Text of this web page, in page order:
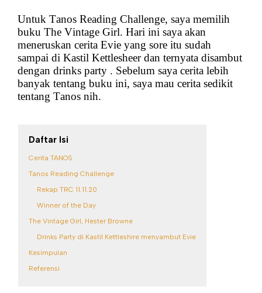
Untuk Tanos Reading Challenge, saya memilih
buku The Vintage Girl. Hari ini saya akan
meneruskan cerita Evie yang sore itu sudah
sampai di Kastil Kettlesheer dan ternyata disambut
dengan drinks party . Sebelum saya cerita lebih
banyak tentang buku ini, saya mau cerita sedikit
tentang Tanos nih.
Daftar Isi
Cerita TANOS
Tanos Reading Challenge
Rekap TRC 11.11.20
Winner of the Day
The Vintage Girl, Hester Browne
Drinks Party di Kastil Kettleshire menyambut Evie
Kesimpulan
Referensi